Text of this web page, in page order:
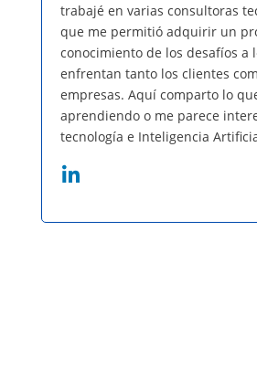
trabajé en varias consultoras
que me permitió adquirir un
conocimiento de los desafíos a
enfrentan tanto los clientes
empresas. Aquí comparto lo
aprendiendo o me parece
tecnología e Inteligencia